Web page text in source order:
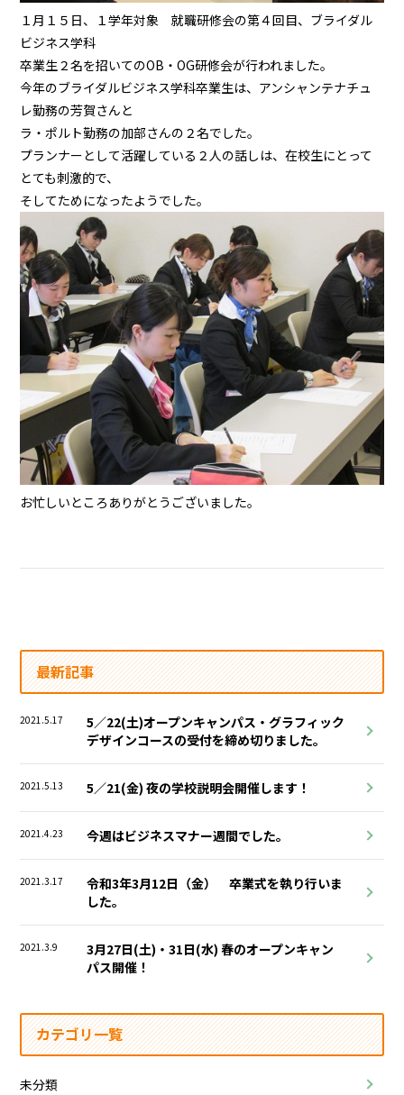
１月１５日、１学年対象 就職研修会の第４回目、ブライダル
ビジネス学科
卒業生２名を招いてのOB・OG研修会が行われました。
今年のブライダルビジネス学科卒業生は、アンシャンテナチュ
レ勤務の芳賀さんと
ラ・ポルト勤務の加部さんの２名でした。
プランナーとして活躍している２人の話しは、在校生にとって
とても刺激的で、
そしてためになったようでした。
お忙しいところありがとうございました。
最新記事
2021.5.17
5／22(土)オープンキャンパス・グラフィック
デザインコースの受付を締め切りました。
2021.5.13 5／21(金) 夜の学校説明会開催します！
2021.4.23 今週はビジネスマナー週間でした。
2021.3.17
令和3年3月12日（金） 卒業式を執り行いま
した。
2021.3.9
3月27日(土)・31日(水) 春のオープンキャン
パス開催！
カテゴリ一覧
未分類